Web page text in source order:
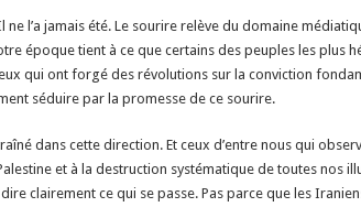
ne l’a jamais été. Le sourire relève du domaine
époque tient à ce que certains des peuples les plus
qui ont forgé des révolutions sur la conviction
séduire par la promesse de ce sourire.
dans cette direction. Et ceux d’entre nous qui
et à la destruction systématique de toutes nos
clairement ce qui se passe. Pas parce que les